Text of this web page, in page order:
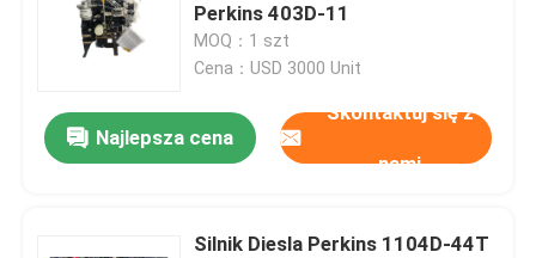
Perkins 403D-11
MOQ：1 szt
Cena：USD 3000 Unit
Najlepsza cena
Skontaktuj się z
nami
Silnik Diesla Perkins 1104D-44T